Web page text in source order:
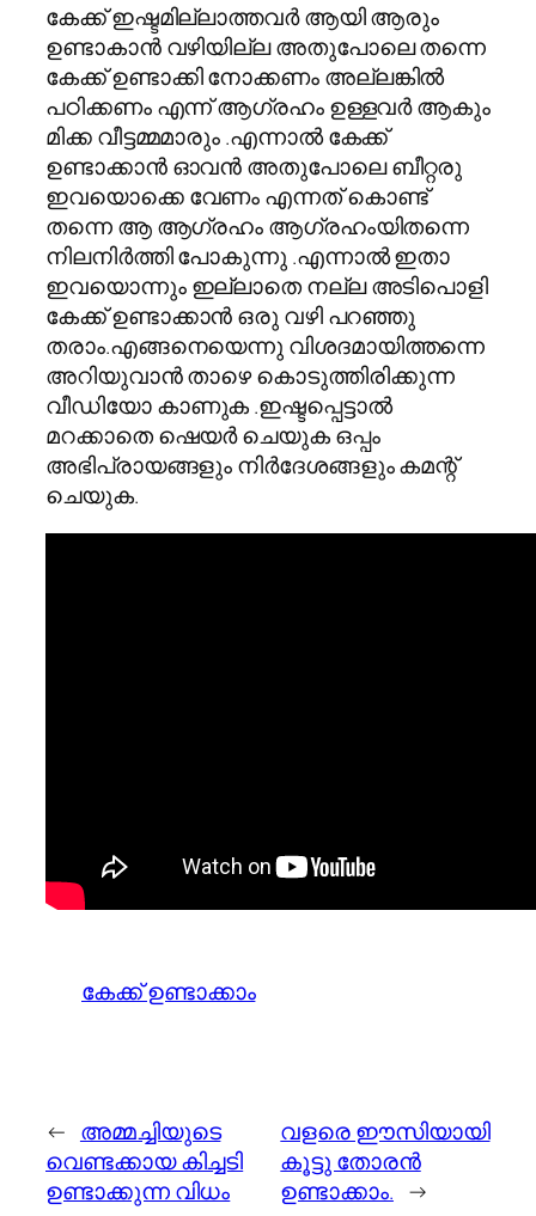
കേക്ക് ഇഷ്ടമില്ലാത്തവര്‍ ആയി ആരും
ഉണ്ടാകാന്‍ വഴിയില്ല അതുപോലെ തന്നെ
കേക്ക് ഉണ്ടാക്കി നോക്കണം അല്ലങ്കില്‍
പഠിക്കണം എന്ന് ആഗ്രഹം ഉള്ളവര്‍ ആകും
മിക്ക വീട്ടമ്മമാരും .എന്നാല്‍ കേക്ക്
ഉണ്ടാക്കാന്‍ ഓവന്‍ അതുപോലെ ബീറ്റരു
ഇവയൊക്കെ വേണം എന്നത് കൊണ്ട്
തന്നെ ആ ആഗ്രഹം ആഗ്രഹംയിതന്നെ
നിലനിര്‍ത്തി പോകുന്നു .എന്നാല്‍ ഇതാ
ഇവയൊന്നും ഇല്ലാതെ നല്ല അടിപൊളി
കേക്ക് ഉണ്ടാക്കാന്‍ ഒരു വഴി പറഞ്ഞു
തരാം.എങ്ങനെയെന്നു വിശദമായിത്തന്നെ
അറിയുവാന്‍ താഴെ കൊടുത്തിരിക്കുന്ന
വീഡിയോ കാണുക .ഇഷ്ടപ്പെട്ടാല്‍
മറക്കാതെ ഷെയര്‍ ചെയുക ഒപ്പം
അഭിപ്രായങ്ങളും നിര്‍ദേശങ്ങളും കമന്റ്‌
ചെയുക.
കേക്ക് ഉണ്ടാക്കാം
← അമ്മച്ചിയുടെ
വെണ്ടക്കായ കിച്ചടി
ഉണ്ടാക്കുന്ന വിധം
വളരെ ഈസിയായി
കൂട്ടു തോരന്‍
ഉണ്ടാക്കാം. →